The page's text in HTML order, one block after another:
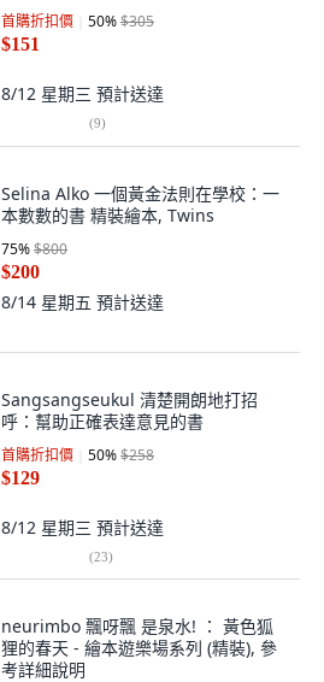
首購折扣價 50%$305
$151
8/12 星期三 預計送達
(9)
Selina Alko 一個黃金法則在學校：一
本數數的書 精裝繪本, Twins
75%$800
$200
8/14 星期五 預計送達
Sangsangseukul 清楚開朗地打招
呼：幫助正確表達意見的書
首購折扣價 50%$258
$129
8/12 星期三 預計送達
(23)
neurimbo 飄呀飄 是泉水! ： 黃色狐
狸的春天 - 繪本遊樂場系列 (精裝), 參
考詳細說明